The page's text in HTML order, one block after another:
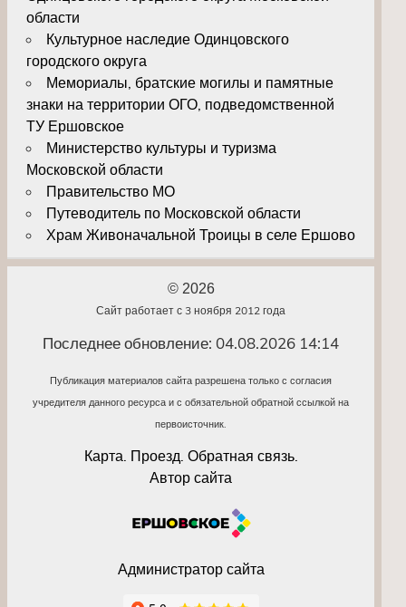
области
Культурное наследие Одинцовского
городского округа
Мемориалы, братские могилы и памятные
знаки на территории ОГО, подведомственной
ТУ Ершовское
Министерство культуры и туризма
Московской области
Правительство МО
Путеводитель по Московской области
Храм Живоначальной Троицы в селе Ершово
© 2026
Сайт работает с 3 ноября 2012 года
Последнее обновление: 04.08.2026 14:14
Публикация материалов сайта разрешена только с согласия
учредителя данного ресурса и с обязательной обратной ссылкой на
первоисточник.
Карта. Проезд. Обратная связь.
Автор сайта
Администратор сайта